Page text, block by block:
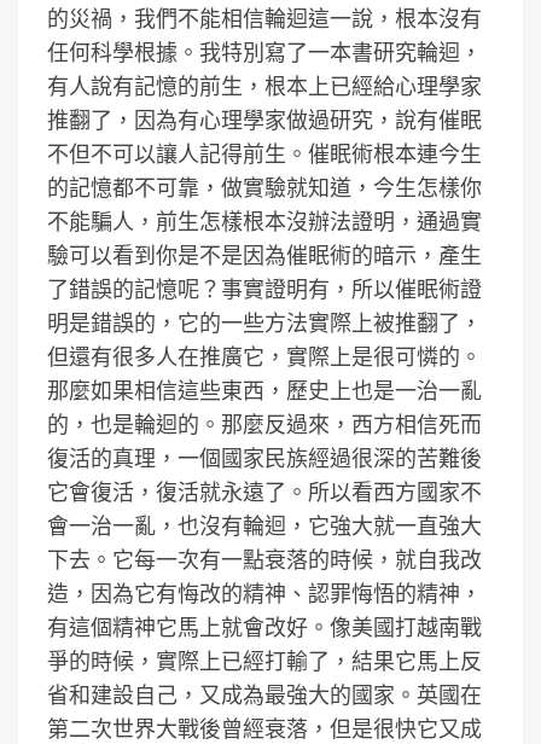
的災禍，我們不能相信輪迴這一說，根本沒有
任何科學根據。我特別寫了一本書研究輪迴，
有人說有記憶的前生，根本上已經給心理學家
推翻了，因為有心理學家做過研究，說有催眠
不但不可以讓人記得前生。催眠術根本連今生
的記憶都不可靠，做實驗就知道，今生怎樣你
不能騙人，前生怎樣根本沒辦法證明，通過實
驗可以看到你是不是因為催眠術的暗示，產生
了錯誤的記憶呢？事實證明有，所以催眠術證
明是錯誤的，它的一些方法實際上被推翻了，
但還有很多人在推廣它，實際上是很可憐的。
那麼如果相信這些東西，歷史上也是一治一亂
的，也是輪迴的。那麼反過來，西方相信死而
復活的真理，一個國家民族經過很深的苦難後
它會復活，復活就永遠了。所以看西方國家不
會一治一亂，也沒有輪迴，它強大就一直強大
下去。它每一次有一點衰落的時候，就自我改
造，因為它有悔改的精神、認罪悔悟的精神，
有這個精神它馬上就會改好。像美國打越南戰
爭的時候，實際上已經打輸了，結果它馬上反
省和建設自己，又成為最強大的國家。英國在
第二次世界大戰後曾經衰落，但是很快它又成